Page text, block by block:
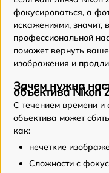
фокусироваться, а
искажениями, значит,
профессиональной
поможет вернуть
изображения и
Зачем нужна
объектива Nikon
С течением времени и
объектива может
как:
нечеткие
Сложности с